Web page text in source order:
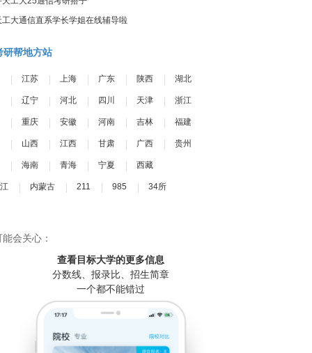
工大通信直系学长学姐在线辅导啦
研帮地方站
江苏 上海 广东 陕西 湖北
辽宁 河北 四川 天津 浙江
重庆 安徽 河南 吉林 福建
山西 江西 甘肃 广西 贵州
海南 青海 宁夏 西藏
内蒙古 211 985 34所
会关心：
查看目标大学的更多信息
分数线、报录比、招生简章
一个都不能错过